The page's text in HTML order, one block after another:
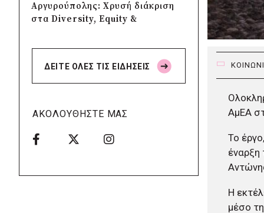
ΑμΕΑ
Το
έναρξη
Η
μέσο
Αργυρούπολης: Χρυσή διάκριση
στα Diversity, Equity &
240 αντικείμενα
απομακρύνθηκαν από
Δήμος Θεσσαλονίκης: Έρευνα
για πιθανή δολιοφθορά σε δύο
ξεραμένα δέντρα στην οδό
ΔΕΙΤΕ ΟΛΕΣ ΤΙΣ ΕΙΔΗΣΕΙΣ
ΑΚΟΛΟΥΘΗΣΤΕ ΜΑΣ